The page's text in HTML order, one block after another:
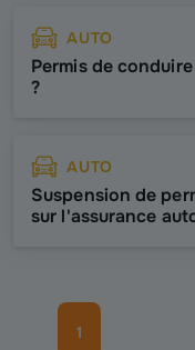
AUTO
Permis de
?
AUTO
Suspension de
sur l'assurance
1